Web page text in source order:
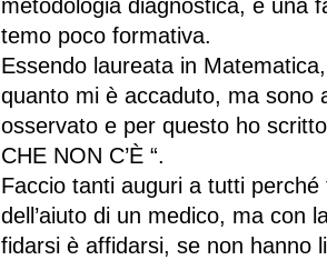
metodologia diagnostica, è una
temo poco formativa.
Essendo laureata in
quanto mi è accaduto, ma sono
osservato e per questo ho
CHE NON C’È “.
Faccio tanti auguri a tutti
dell’aiuto di un medico, ma con
fidarsi è affidarsi, se non hanno